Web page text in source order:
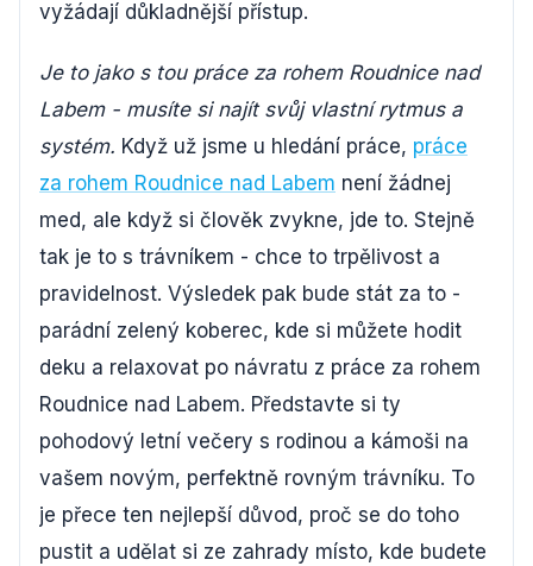
vyžádají důkladnější přístup.
Je to jako s tou práce za rohem Roudnice nad
Labem - musíte si najít svůj vlastní rytmus a
systém. Když už jsme u hledání práce, práce
za rohem Roudnice nad Labem není žádnej
med, ale když si člověk zvykne, jde to. Stejně
tak je to s trávníkem - chce to trpělivost a
pravidelnost. Výsledek pak bude stát za to -
parádní zelený koberec, kde si můžete hodit
deku a relaxovat po návratu z práce za rohem
Roudnice nad Labem. Představte si ty
pohodový letní večery s rodinou a kámoši na
vašem novým, perfektně rovným trávníku. To
je přece ten nejlepší důvod, proč se do toho
pustit a udělat si ze zahrady místo, kde budete